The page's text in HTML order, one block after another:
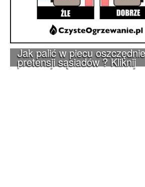
Jak palić w piecu
pretensji sąsiadów ? Kliknij